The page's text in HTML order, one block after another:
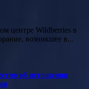
возникшее в...
об истощении